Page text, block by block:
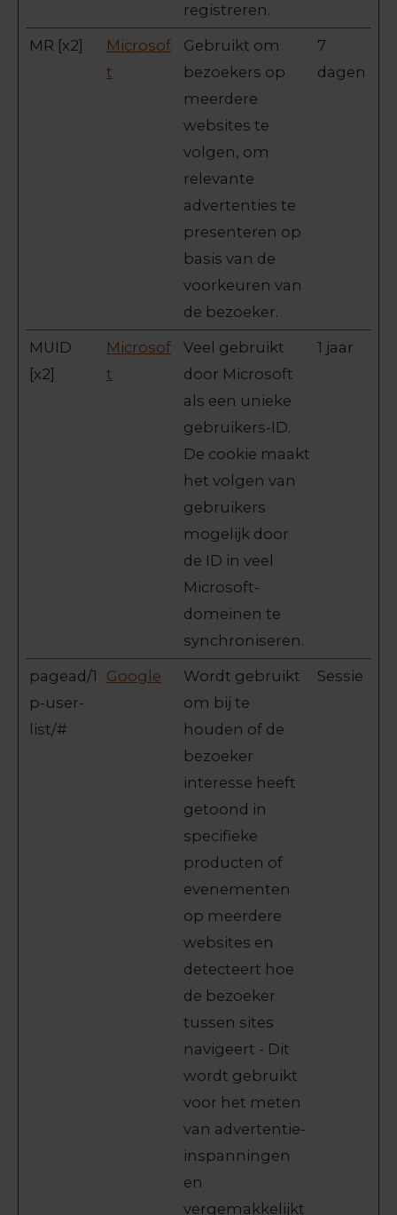
registreren.
MR [x2]
Microsof
t
Gebruikt om
bezoekers op
meerdere
websites te
volgen, om
relevante
advertenties te
presenteren op
basis van de
voorkeuren van
de bezoeker.
7
dagen
MUID
[x2]
Microsof
t
Veel gebruikt
door Microsoft
als een unieke
gebruikers-ID.
De cookie maakt
het volgen van
gebruikers
mogelijk door
de ID in veel
Microsoft-
domeinen te
synchroniseren.
1 jaar
pagead/1
p-user-
list/#
Google
Wordt gebruikt
om bij te
houden of de
bezoeker
interesse heeft
getoond in
specifieke
producten of
evenementen
op meerdere
websites en
detecteert hoe
de bezoeker
tussen sites
navigeert - Dit
wordt gebruikt
voor het meten
van advertentie-
inspanningen
en
vergemakkelijkt
Sessie